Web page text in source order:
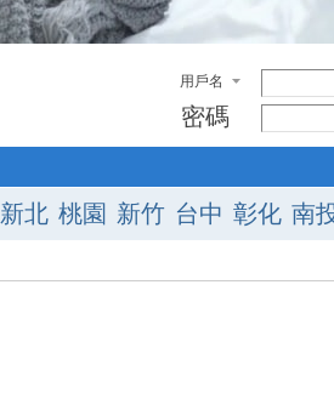
用戶名
密碼
新北 桃園 新竹 台中 彰化 南